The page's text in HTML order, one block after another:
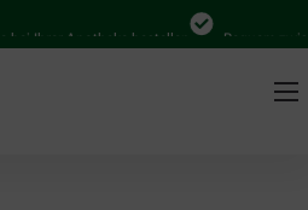
Ihrer Apotheke bestellen Bequem